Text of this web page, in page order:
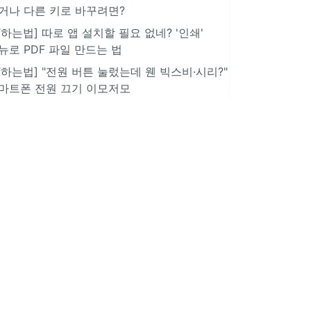
나 다른 키로 바꾸려면?
는법] 따로 앱 설치할 필요 없네? '인쇄'
로 PDF 파일 만드는 법
는법] "전원 버튼 눌렀는데 웬 빅스비·시리?"
트폰 전원 끄기 이모저모